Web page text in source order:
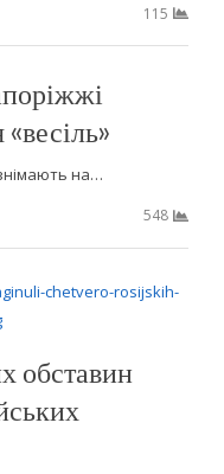
115
на…
548
обставин